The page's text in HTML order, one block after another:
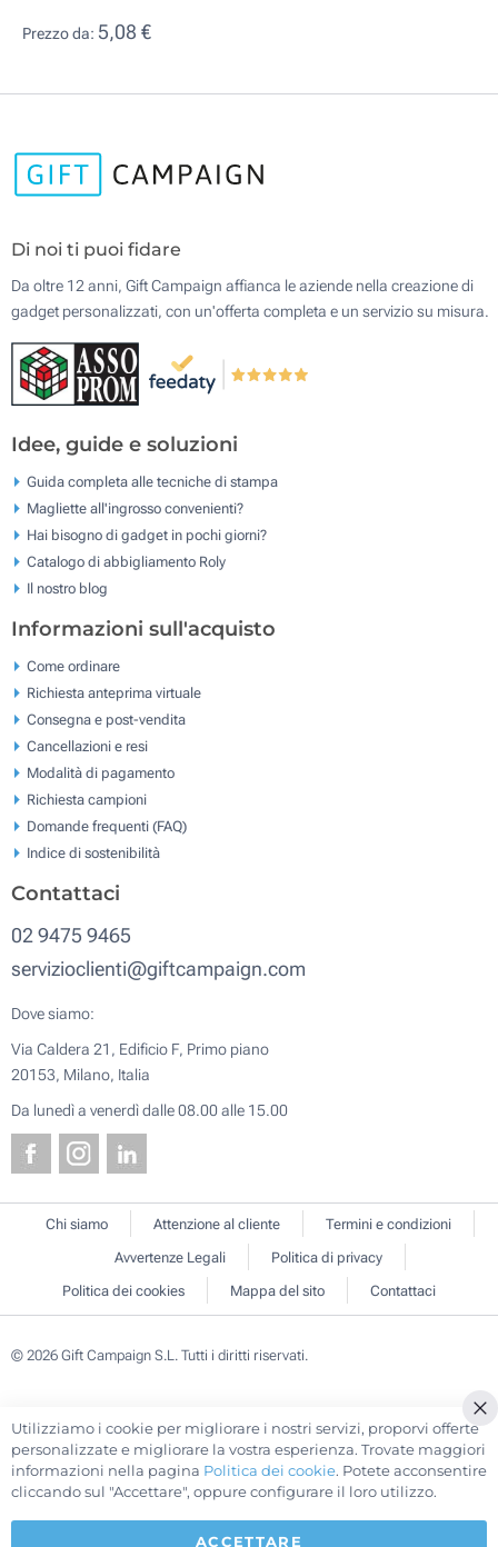
Prezzo da: 5,08 €
Di noi ti puoi fidare
Da oltre 12 anni, Gift Campaign affianca le aziende nella creazione di
gadget personalizzati, con un'offerta completa e un servizio su misura.
Idee, guide e soluzioni
Guida completa alle tecniche di stampa
Magliette all'ingrosso convenienti?
Hai bisogno di gadget in pochi giorni?
Catalogo di abbigliamento Roly
Il nostro blog
Informazioni sull'acquisto
Come ordinare
Richiesta anteprima virtuale
Consegna e post-vendita
Cancellazioni e resi
Modalità di pagamento
Richiesta campioni
Domande frequenti (FAQ)
Indice di sostenibilità
Contattaci
02 9475 9465
servizioclienti@giftcampaign.com
Dove siamo:
Via Caldera 21, Edificio F, Primo piano
20153, Milano, Italia
Da lunedì a venerdì dalle 08.00 alle 15.00
Chi siamo Attenzione al cliente
Termini e condizioni
Avvertenze Legali
Politica di privacy
Politica dei cookies
Mappa del sito Contattaci
© 2026 Gift Campaign S.L. Tutti i diritti riservati.
Utilizziamo i cookie per migliorare i nostri servizi, proporvi offerte
personalizzate e migliorare la vostra esperienza. Trovate maggiori
informazioni nella pagina Politica dei cookie. Potete acconsentire
cliccando sul "Accettare", oppure configurare il loro utilizzo.
ACCETTARE